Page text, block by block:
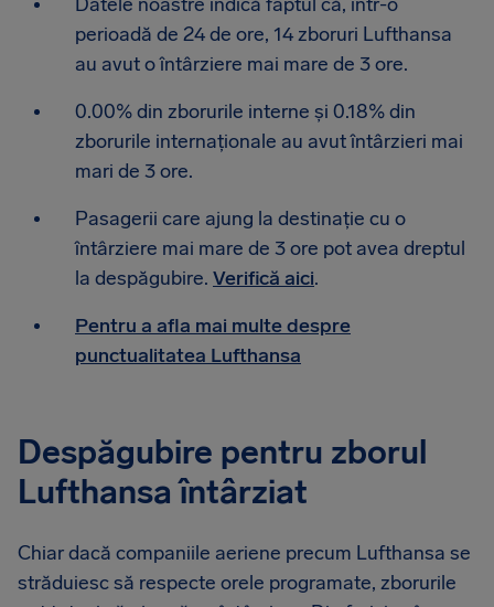
perioadă de 24 de ore, 14 zboruri Lufthansa
au avut o întârziere mai mare de 3 ore.
0.00% din zborurile interne și 0.18% din
zborurile internaționale au avut întârzieri mai
mari de 3 ore.
Pasagerii care ajung la destinație cu o
întârziere mai mare de 3 ore pot avea dreptul
la despăgubire. Verifică aici.
Pentru a afla mai multe despre
punctualitatea Lufthansa
Despăgubire pentru zborul
Lufthansa întârziat
Chiar dacă companiile aeriene precum Lufthansa se
străduiesc să respecte orele programate, zborurile